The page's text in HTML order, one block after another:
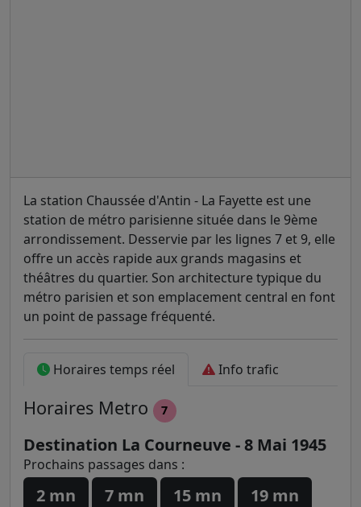
La station Chaussée d'Antin - La Fayette est une
station de métro parisienne située dans le 9ème
arrondissement. Desservie par les lignes 7 et 9, elle
offre un accès rapide aux grands magasins et
théâtres du quartier. Son architecture typique du
métro parisien et son emplacement central en font
un point de passage fréquenté.
Horaires temps réel Info trafic
Horaires Metro 7
Destination La Courneuve - 8 Mai 1945
Prochains passages dans :
2 mn 7 mn 15 mn
19 mn